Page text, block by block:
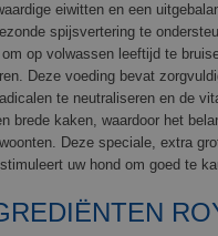
eiwitten en een
spijsvertering te
om op volwassen leeftijd te
Deze voeding bevat
te neutraliseren en de
brede kaken, waardoor het
Deze speciale, extra
uw hond om goed te